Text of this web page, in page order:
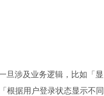
旦涉及业务逻辑，比如「显
根据用户登录状态显示不同